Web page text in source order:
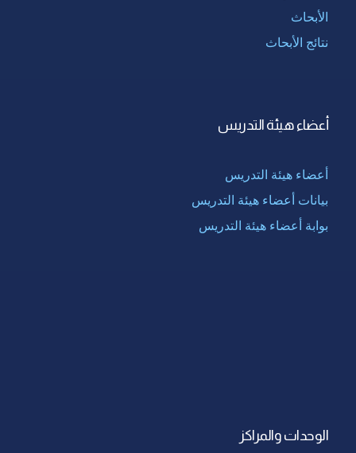
الأبحاث
نتائج الأبحاث
أعضاء هيئة التدريس
أعضاء هيئة التدريس
بيانات أعضاء هيئة التدريس
بوابة أعضاء هيئة التدريس
الوحدات والمراكز